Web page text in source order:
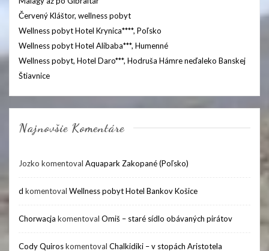
Červený Kláštor, wellness pobyt
Wellness pobyt Hotel Krynica****, Poľsko
Wellness pobyt Hotel Alibaba***, Humenné
Wellness pobyt, Hotel Daro***, Hodruša Hámre neďaleko Banskej
Štiavnice
Najnovšie Komentáre
Jozko komentoval Aquapark Zakopané (Poľsko)
d komentoval Wellness pobyt Hotel Bankov Košice
Chorwacja komentoval Omiš – staré sídlo obávaných pirátov
Cody Quiroskomentoval Chalkidiki – v stopách Aristotela